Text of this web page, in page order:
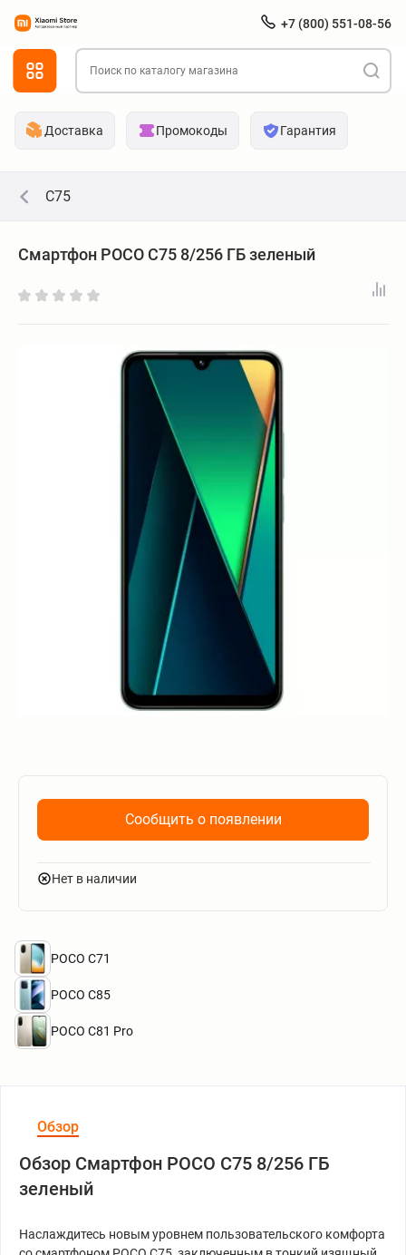
+7 (800) 551-08-56
Доставка Промокоды Гарантия
C75
Смартфон POCO C75 8/256 ГБ зеленый
Сообщить о появлении
Нет в наличии
POCO C71
POCO C85
POCO C81 Pro
Обзор
Обзор Смартфон POCO C75 8/256 ГБ
зеленый
Наслаждитесь новым уровнем пользовательского комфорта